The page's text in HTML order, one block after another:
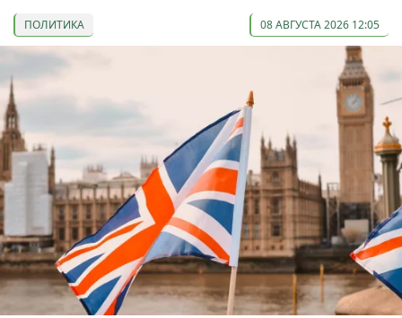
ПОЛИТИКА 08 АВГУСТА 2026 12:05